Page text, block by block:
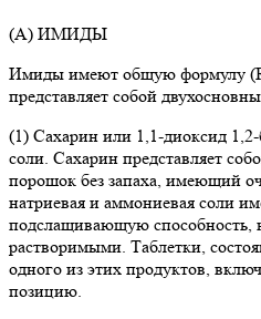
(А) ИМИДЫ
Имиды имеют общую формулу
представляет собой
(1) Сахарин или 1,1-диоксид
соли. Сахарин представляет
порошок без запаха, имеющий
натриевая и аммониевая соли
подслащивающую способность,
растворимыми. Таблетки,
одного из этих продуктов,
позицию.